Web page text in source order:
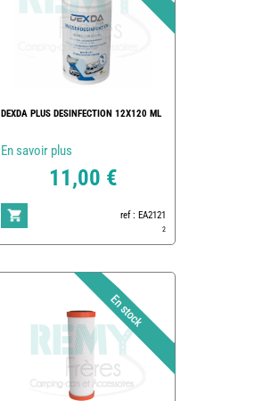
DEXDA PLUS DESINFECTION 12X120 ML
En savoir plus
11,00 €
ref : EA2121
2